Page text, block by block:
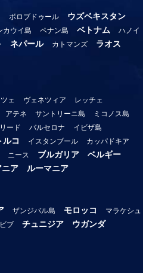
ボロブドゥール
ウズベキスタン
カウイ島 ペナン島 ベトナム
ハノイ
ネパール カトマンズ ラオス
ェ ヴェネツィア
レッチェ
アテネ サントリーニ島
ミコノス島
ード バルセロナ イビザ島
ルコ イスタンブール
カッパドキア
ニース ブルガリア ベルギー
ニア ルーマニア
ザンジバル島 モロッコ
マラケシュ
ブ チュニジア
ウガンダ